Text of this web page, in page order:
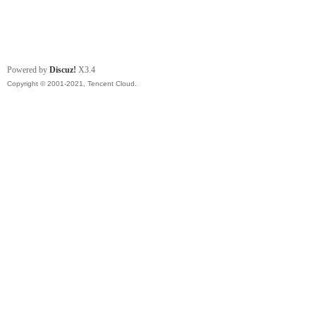
Powered by Discuz! X3.4
Copyright © 2001-2021, Tencent Cloud.